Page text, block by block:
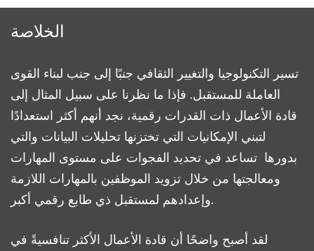
الخلاصة
تسير التكنولوجيا والتغيير الثقافي جنبًا إلى جنب لبناء القوى
العاملة للمستقبل. فإذا ما نظرنا على سبيل المثال إلى
قادة الأعمال ذات القدرات رقمية، نجد أنهم أكثر استعدادًا
لتبني الإمكانيات التي تختزنها تحليلات البيانات والتي
بدورها تساعد في تحديد الفجوات على مستوى المهارات
ومعالجتها من خلال تزويد الموظفين بالمهارات اللازمة
وإعدادهم لمستقبل ذي طابع رقمي أكبر.
لقد أصبح واضحًا أن قادة الأعمال الأكثر تنافسيةً في